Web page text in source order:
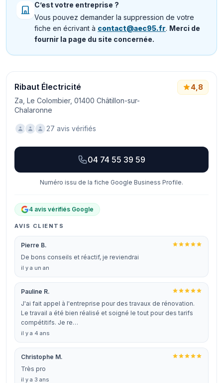
C’est votre entreprise ?
Vous pouvez demander la suppression de votre
fiche en écrivant à contact@aec95.fr. Merci de
fournir la page du site concernée.
Ribaut Électricité
Za, Le Colombier, 01400 Châtillon-sur-
Chalaronne
4,8
27 avis vérifiés
04 74 55 39 59
Numéro issu de la fiche Google Business Profile.
4 avis vérifiés Google
AVIS CLIENTS
Pierre B.
De bons conseils et réactif, je reviendrai
il y a un an
Pauline R.
J'ai fait appel à l'entreprise pour des travaux de rénovation.
Le travail a été bien réalisé et soigné le tout pour des tarifs
compétitifs. Je re…
il y a 4 ans
Christophe M.
Très pro
il y a 3 ans